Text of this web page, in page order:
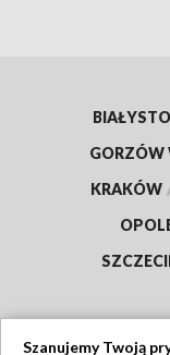
GORZÓW
KRAKÓW
Szanujemy Twoją